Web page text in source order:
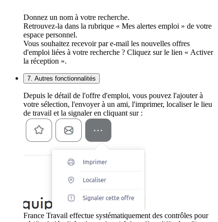
Donnez un nom à votre recherche.
Retrouvez-la dans la rubrique « Mes alertes emploi » de votre
espace personnel.
Vous souhaitez recevoir par e-mail les nouvelles offres
d'emploi liées à votre recherche ? Cliquez sur le lien « Activer
la réception ».
7. Autres fonctionnalités
Depuis le détail de l'offre d'emploi, vous pouvez l'ajouter à
votre sélection, l'envoyer à un ami, l'imprimer, localiser le lieu
de travail et la signaler en cliquant sur :
France Travail effectue systématiquement des contrôles pour